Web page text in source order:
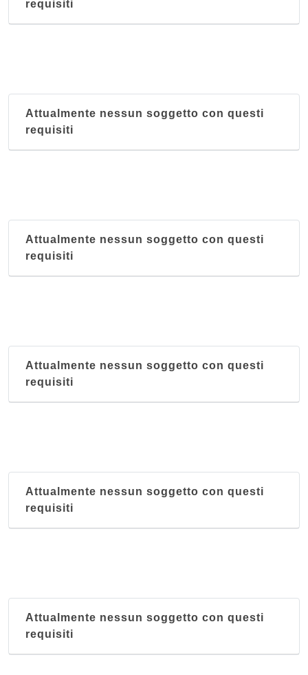
requisiti
Attualmente nessun soggetto con questi
requisiti
Attualmente nessun soggetto con questi
requisiti
Attualmente nessun soggetto con questi
requisiti
Attualmente nessun soggetto con questi
requisiti
Attualmente nessun soggetto con questi
requisiti